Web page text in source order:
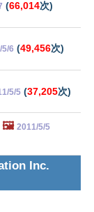
(66,014次)
6 (49,456次)
5/5 (37,205次)
🖼️ 2011/5/5
Inc.